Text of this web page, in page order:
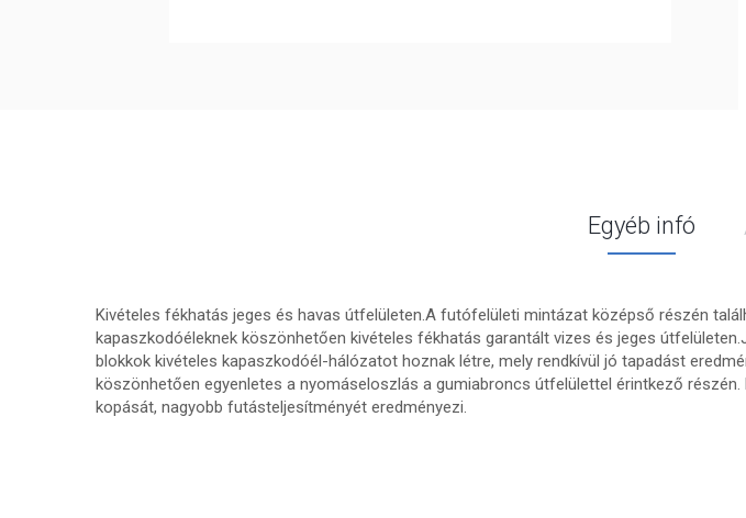
Egyéb infó
Kivételes fékhatás jeges és havas útfelületen.A futófelületi mintázat középső részén
kapaszkodóéleknek köszönhetően kivételes fékhatás garantált vizes és jeges
blokkok kivételes kapaszkodóél-hálózatot hoznak létre, mely rendkívül jó tapadást
köszönhetően egyenletes a nyomáseloszlás a gumiabroncs útfelülettel érintkező
kopását, nagyobb futásteljesítményét eredményezi.